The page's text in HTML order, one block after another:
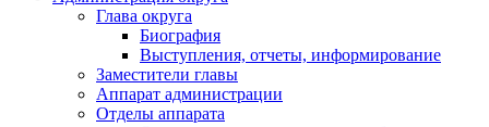
Глава округа
Биография
Выступления, отчеты, информирование
Заместители главы
Аппарат администрации
Отделы аппарата